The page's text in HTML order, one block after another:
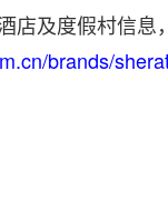
店及度假村信息
brands/